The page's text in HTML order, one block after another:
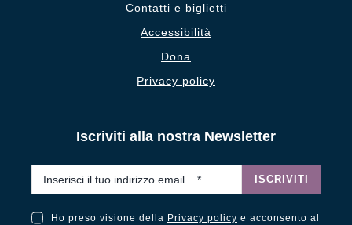
Contatti e biglietti
Accessibilità
Dona
Privacy policy
Iscriviti alla nostra Newsletter
ISCRIVITI
Ho preso visione della Privacy policy e acconsento al